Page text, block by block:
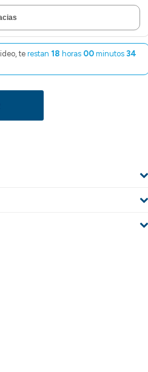
te restan 18 horas 00 minutos 33